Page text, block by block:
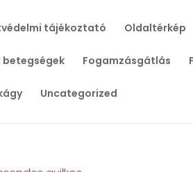
tájékoztató Oldaltérkép
betegségek Fogamzásgátlás
Uncategorized